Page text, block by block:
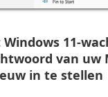
11-
van uw
in te stellen